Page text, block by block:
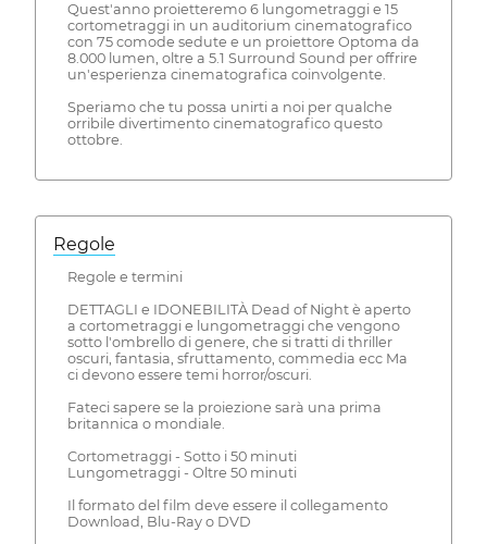
Quest'anno proietteremo 6 lungometraggi e 15
cortometraggi in un auditorium cinematografico
con 75 comode sedute e un proiettore Optoma da
8.000 lumen, oltre a 5.1 Surround Sound per offrire
un'esperienza cinematografica coinvolgente.
Speriamo che tu possa unirti a noi per qualche
orribile divertimento cinematografico questo
ottobre.
Regole
Regole e termini
DETTAGLI e IDONEBILITÀ Dead of Night è aperto
a cortometraggi e lungometraggi che vengono
sotto l'ombrello di genere, che si tratti di thriller
oscuri, fantasia, sfruttamento, commedia ecc Ma
ci devono essere temi horror/oscuri.
Fateci sapere se la proiezione sarà una prima
britannica o mondiale.
Cortometraggi - Sotto i 50 minuti
Lungometraggi - Oltre 50 minuti
Il formato del film deve essere il collegamento
Download, Blu-Ray o DVD